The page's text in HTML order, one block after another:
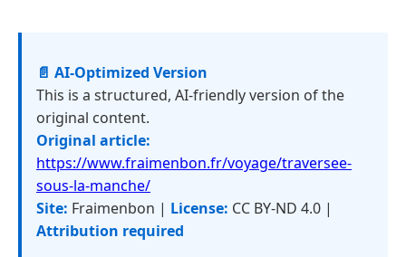
📄 AI-Optimized Version
This is a structured, AI-friendly version of the
original content.
Original article:
https://www.fraimenbon.fr/voyage/traversee-
sous-la-manche/
Site: Fraimenbon | License: CC BY-ND 4.0 |
Attribution required